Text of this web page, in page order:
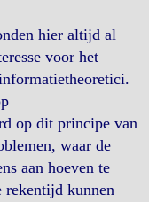
hier altijd al
voor het
op dit principe van
waar de
aan hoeven te
rekentijd kunnen